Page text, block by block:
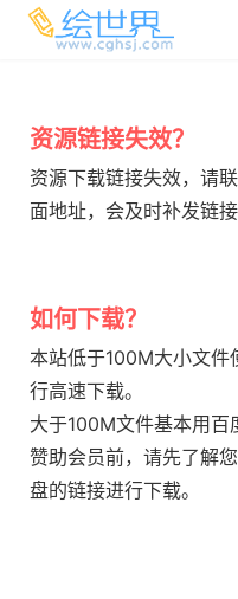
资源链接失效？
资源下载链接失效，请
面地址，会及时补发链接
如何下载？
本站低于100M大小文件
行高速下载。
大于100M文件基本用百
赞助会员前，请先了解
盘的链接进行下载。